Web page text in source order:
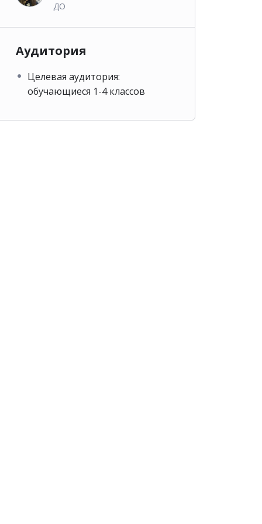
ДО
Аудитория
Целевая аудитория:
обучающиеся 1-4 классов